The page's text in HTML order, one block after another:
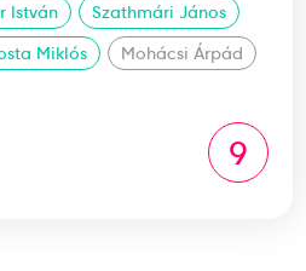
István
Szathmári János
Miklós Mohácsi Árpád
9